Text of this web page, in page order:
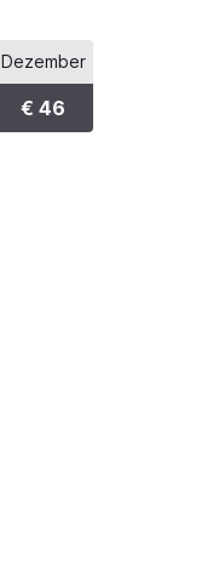
Dezember
€ 46